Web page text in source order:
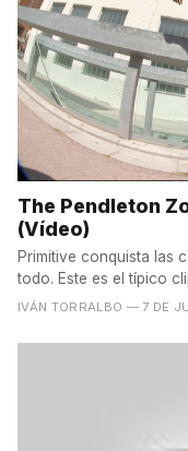
The Pendleton
(Vídeo)
Primitive conquista las
todo. Este es el típico
IVÁN TORRALBO — 7 DE